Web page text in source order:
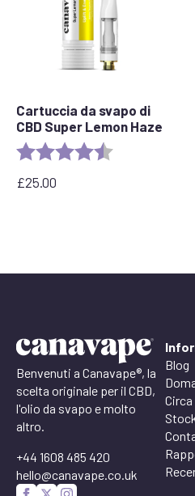
Cartuccia da svapo di
CBD Super Lemon Haze
Rating: 4.6 out of 5
£25.00
Benvenuti a Canavape®, la
scelta originale per il CBD,
l'olio da svapo e molto
altro.
+44 1608 485 420
hello@canavape.co.uk
Blog
Circa